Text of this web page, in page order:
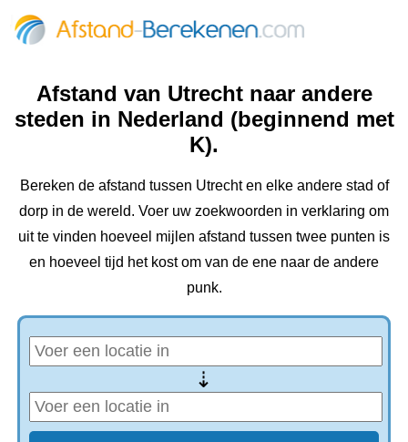
Afstand van Utrecht naar andere
steden in Nederland (beginnend met
K).
Bereken de afstand tussen Utrecht en elke andere stad of
dorp in de wereld. Voer uw zoekwoorden in verklaring om
uit te vinden hoeveel mijlen afstand tussen twee punten is
en hoeveel tijd het kost om van de ene naar de andere
punk.
⇢